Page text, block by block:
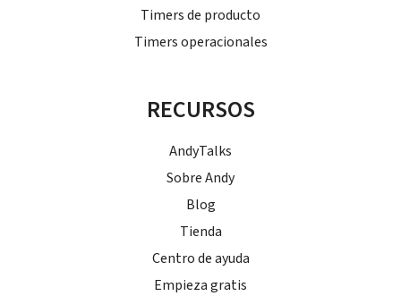
Timers de producto
Timers operacionales
RECURSOS
AndyTalks
Sobre Andy
Blog
Tienda
Centro de ayuda
Empieza gratis